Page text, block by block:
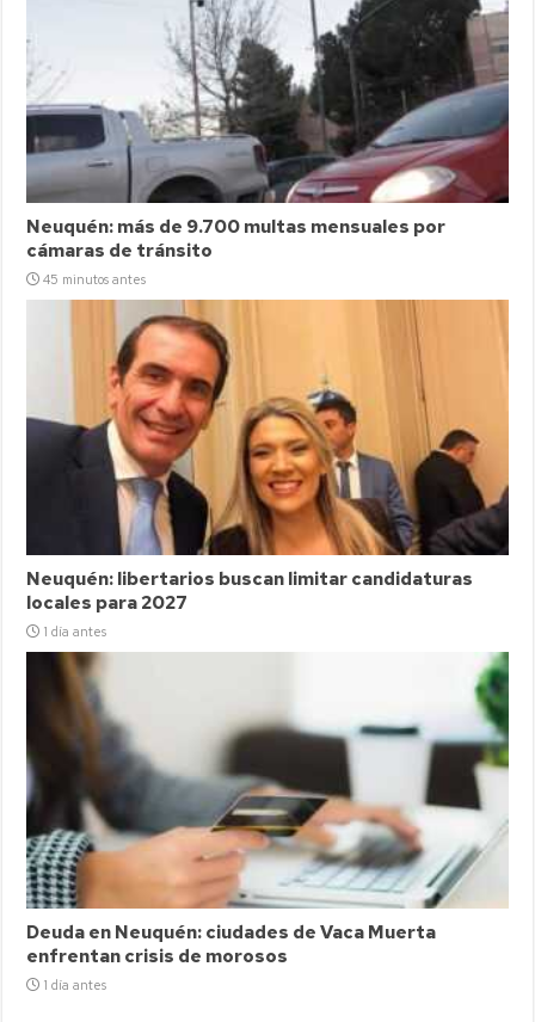
Neuquén: más de 9.700 multas mensuales por
cámaras de tránsito
45 minutos antes
Neuquén: libertarios buscan limitar candidaturas
locales para 2027
1 día antes
Deuda en Neuquén: ciudades de Vaca Muerta
enfrentan crisis de morosos
1 día antes